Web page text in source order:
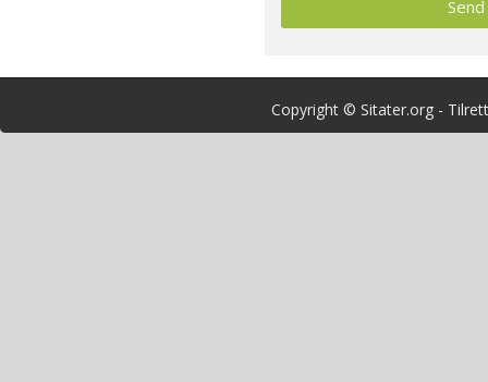
Copyright © Sitater.org -